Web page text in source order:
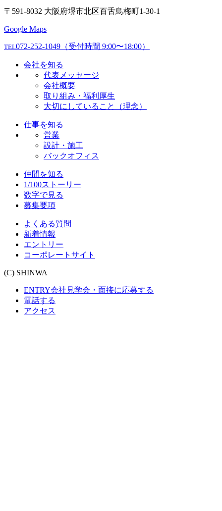
〒591-8032 大阪府堺市北区百舌鳥梅町1-30-1
Google Maps
TEL072-252-1049 （受付時間 9:00〜18:00）
会社を知る
代表メッセージ
会社概要
取り組み・福利厚生
大切にしていること（理念）
仕事を知る
営業
設計・施工
バックオフィス
仲間を知る
1/100ストーリー
数字で見る
募集要項
よくある質問
新着情報
エントリー
コーポレートサイト
(C) SHINWA
ENTRY会社見学会・面接に応募する
電話する
アクセス